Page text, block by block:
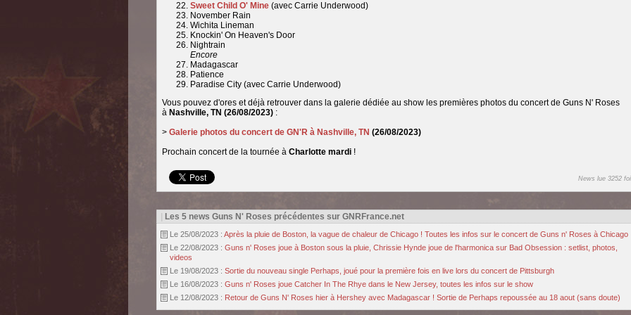
Sweet Child O' Mine (avec Carrie Underwood)
November Rain
Wichita Lineman
Knockin' On Heaven's Door
Nightrain
Encore
Madagascar
Patience
Paradise City (avec Carrie Underwood)
Vous pouvez d'ores et déjà retrouver dans la galerie dédiée au show les premières photos du concert de Guns N' Roses
à Nashville, TN (26/08/2023) :
> Galerie photos du concert de GN'R à Nashville, TN (26/08/2023)
Prochain concert de la tournée à Charlotte mardi !
News lue 3252
Les 5 news Guns N' Roses précédentes sur GNRFrance.net
Le 25/08/2023 : Après la pluie de Boston, la vague de chaleur de Chicago ! Toutes les infos sur le concert de Guns n' Roses à Chicago
Le 22/08/2023 : Guns n' Roses joue à Boston sous la pluie, Chrissie Hynde joue de l'harmonica sur Bad Obsession : setlist, photos,
videos
Le 19/08/2023 : Sortie du nouveau single Perhaps, joué pour la première fois en live lors du concert de Pittsburgh
Le 16/08/2023 : Guns n' Roses joue Catcher In The Rhye dans le New Jersey, toutes les infos sur le show
Le 12/08/2023 : Retour de Guns N' Roses hier à Hershey avec Madagascar ! Sortie de Perhaps repoussée au 18 aout (sans doute)